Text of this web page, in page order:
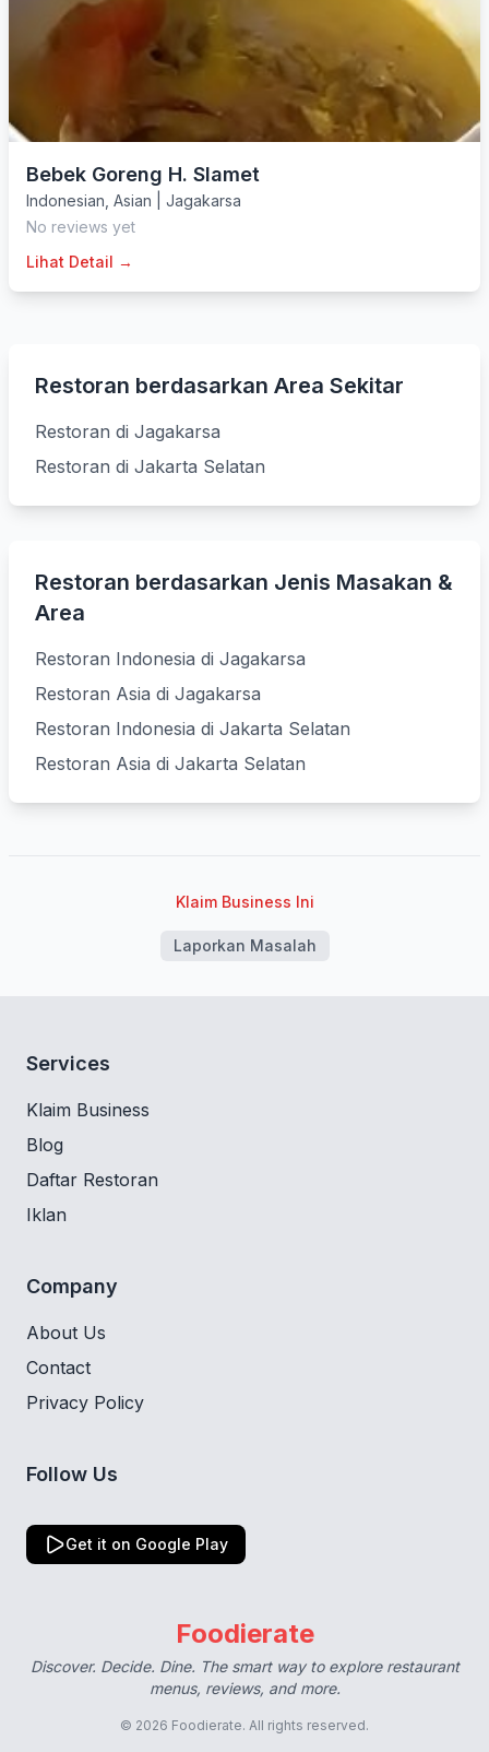
Bebek Goreng H. Slamet
Indonesian Asian
Jagakarsa
No reviews yet
Lihat Detail →
Restoran berdasarkan Area Sekitar
Restoran di Jagakarsa
Restoran di Jakarta Selatan
Restoran berdasarkan Jenis Masakan &
Area
Restoran Indonesia di Jagakarsa
Restoran Asia di Jagakarsa
Restoran Indonesia di Jakarta Selatan
Restoran Asia di Jakarta Selatan
Klaim Business Ini
Laporkan Masalah
Services
Klaim Business
Blog
Daftar Restoran
Iklan
Company
About Us
Contact
Privacy Policy
Follow Us
Get it on Google Play
Foodierate
Discover. Decide. Dine. The smart way to explore restaurant
menus, reviews, and more.
© 2026 Foodierate. All rights reserved.